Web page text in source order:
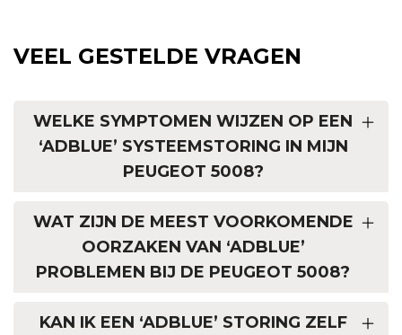
VEEL GESTELDE VRAGEN
WELKE SYMPTOMEN WIJZEN OP EEN
‘ADBLUE’ SYSTEEMSTORING IN MIJN
PEUGEOT 5008?
WAT ZIJN DE MEEST VOORKOMENDE
OORZAKEN VAN ‘ADBLUE’
PROBLEMEN BIJ DE PEUGEOT 5008?
KAN IK EEN ‘ADBLUE’ STORING ZELF